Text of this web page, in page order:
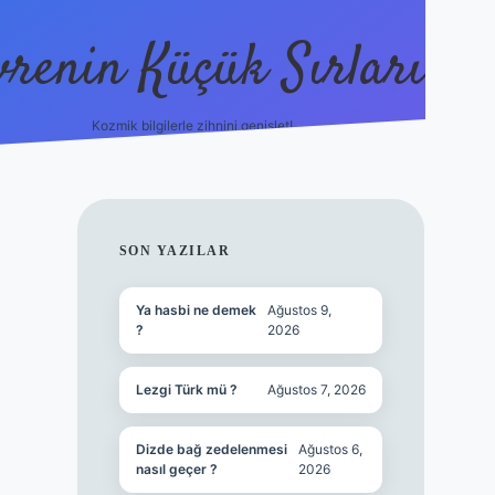
Küçük Sırları
Kozmik bilgilerle zihnini genişlet!
SIDEBAR
SON YAZILAR
Ya hasbi ne demek
?
Ağustos 9,
2026
Lezgi Türk mü ? Ağustos 7, 2026
Dizde bağ zedelenmesi
nasıl geçer ?
Ağustos 6,
2026
betci ilbet yeni